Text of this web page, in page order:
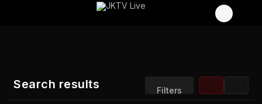
Filters
Search results